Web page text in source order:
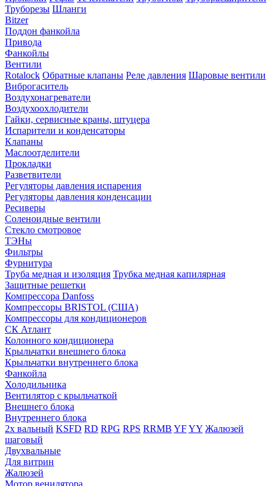
Труборезы Шланги
Bitzer
Поддон фанкойла
Привода
Фанкойлы
Вентили
Rotalock Обратные клапаны Реле давления Шаровые вентили
Виброгаситель
Воздухонагреватели
Воздухоохлодители
Гайки, сервисные краны, штуцера
Испарители и конденсаторы
Клапаны
Маслоотделители
Прокладки
Разветвители
Регуляторы давления испарения
Регуляторы давления конденсации
Ресиверы
Соленоидные вентили
Стекло смотровое
ТЭНы
Фильтры
Фурнитура
Труба медная и изоляция Трубка медная капилярная
Защитные решетки
Компрессора Danfoss
Компрессоры BRISTOL (США)
Компрессоры для кондиционеров
СК Атлант
Колонного кондиционера
Крыльчатки внешнего блока
Крыльчатки внутреннего блока
Фанкойла
Холодильника
Вентилятор с крыльчаткой
Внешнего блока
Внутреннего блока
2х вальный KSFD RD RPG RPS RRMB YFYY Жалюзей
шаговый
Двухвальные
Для витрин
Жалюзей
Мотор венилятора